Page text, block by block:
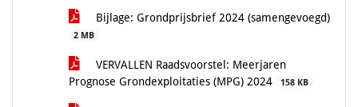
Bijlage: Grondprijsbrief 2024 (samengevoegd)
2 MB
VERVALLEN Raadsvoorstel: Meerjaren
Prognose Grondexploitaties (MPG) 2024
158 KB